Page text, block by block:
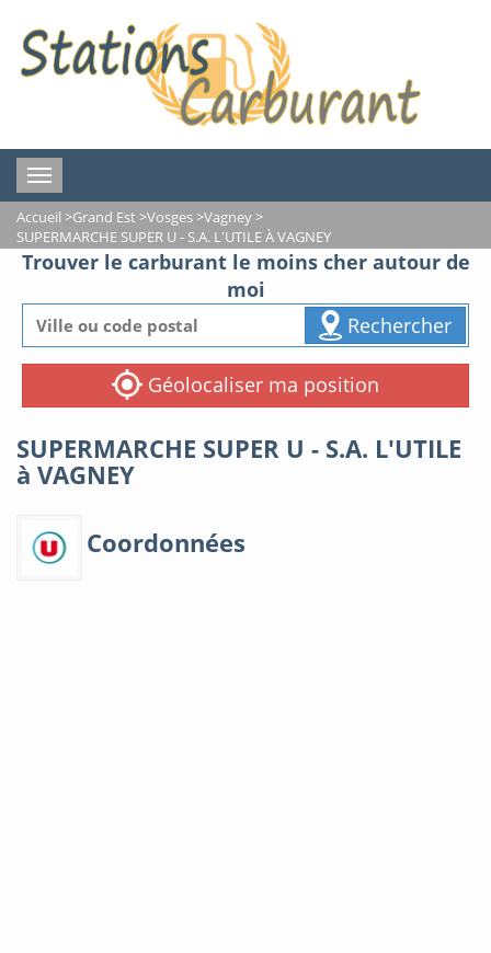
Toggle
navigation
Accueil >Grand Est >Vosges>Vagney>
SUPERMARCHE SUPER U - S.A. L'UTILE À VAGNEY
Trouver le carburant le moins cher autour de
moi
Rechercher
Géolocaliser ma position
SUPERMARCHE SUPER U - S.A. L'UTILE
à VAGNEY
Coordonnées